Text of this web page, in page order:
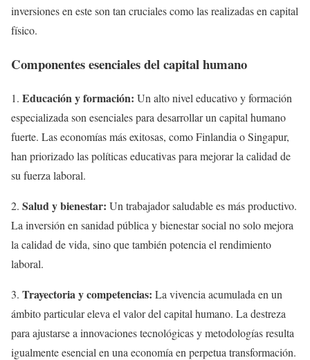
inversiones en este son tan cruciales como las realizadas en capital
físico.
Componentes esenciales del capital humano
1. Educación y formación: Un alto nivel educativo y formación
especializada son esenciales para desarrollar un capital humano
fuerte. Las economías más exitosas, como Finlandia o Singapur,
han priorizado las políticas educativas para mejorar la calidad de
su fuerza laboral.
2. Salud y bienestar: Un trabajador saludable es más productivo.
La inversión en sanidad pública y bienestar social no solo mejora
la calidad de vida, sino que también potencia el rendimiento
laboral.
3. Trayectoria y competencias: La vivencia acumulada en un
ámbito particular eleva el valor del capital humano. La destreza
para ajustarse a innovaciones tecnológicas y metodologías resulta
igualmente esencial en una economía en perpetua transformación.